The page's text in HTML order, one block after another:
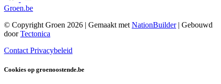
Groen.be
© Copyright Groen 2026 | Gemaakt met NationBuilder| Gebouwd
doorTectonica
Contact Privacybeleid
Cookies op groenoostende.be